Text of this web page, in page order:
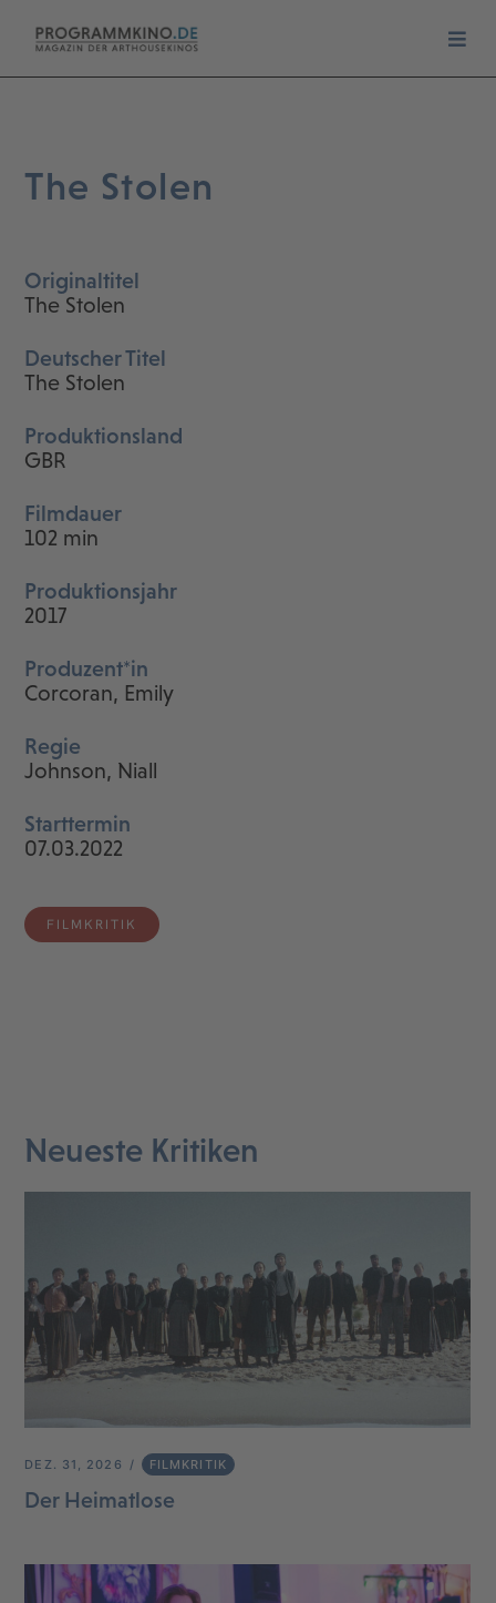
The Stolen
Originaltitel
The Stolen
Deutscher Titel
The Stolen
Produktionsland
GBR
Filmdauer
102 min
Produktionsjahr
2017
Produzent*in
Corcoran, Emily
Regie
Johnson, Niall
Starttermin
07.03.2022
FILMKRITIK
Neueste Kritiken
DEZ. 31, 2026 FILMKRITIK
Der Heimatlose